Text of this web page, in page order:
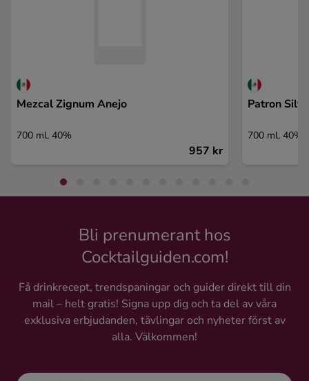
Mezcal Zignum Anejo
700 ml, 40%
957 kr
Patron
700 ml, 40%
Bli prenumerant hos
Cocktailguiden.com!
Få drinkrecept, trendspaningar och guider direkt till din
mail – helt gratis! Signa upp dig och ta del av våra
exklusiva erbjudanden, tävlingar och nyheter först av
alla. Välkommen!